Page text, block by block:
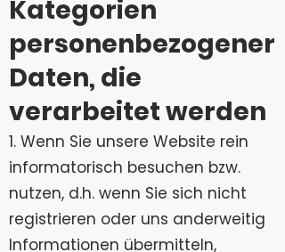
Kategorien
personenbezogener
Daten, die
verarbeitet werden
1. Wenn Sie unsere Website rein
informatorisch besuchen bzw.
nutzen, d.h. wenn Sie sich nicht
registrieren oder uns anderweitig
Informationen übermitteln,